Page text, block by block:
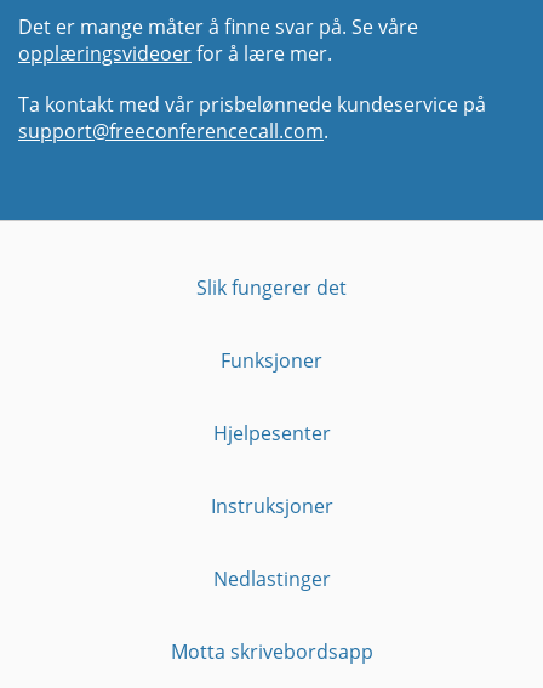
Det er mange måter å finne svar på. Se våre
opplæringsvideoerfor å lære mer.
Ta kontakt med vår prisbelønnede kundeservice på
support@freeconferencecall.com.
Slik fungerer det
Funksjoner
Hjelpesenter
Instruksjoner
Nedlastinger
Motta skrivebordsapp